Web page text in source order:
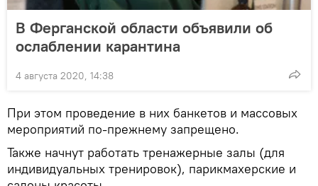
В Ферганской области объявили об
ослаблении карантина
4 августа 2020, 14:38
При этом проведение в них банкетов и массовых
мероприятий по-прежнему запрещено.
Также начнут работать тренажерные залы (для
индивидуальных тренировок), парикмахерские и